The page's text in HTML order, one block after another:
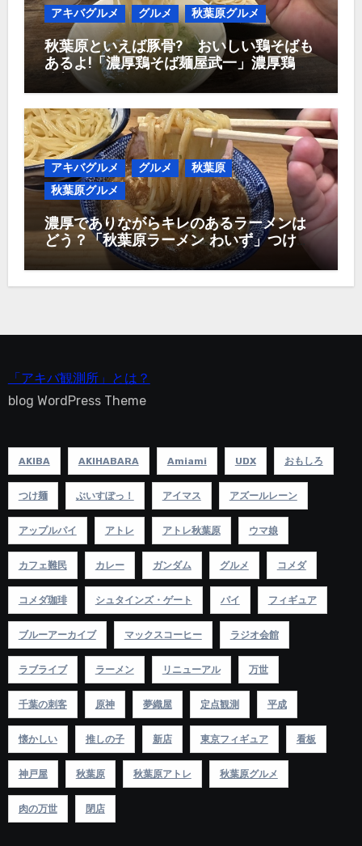
アキバグルメ グルメ 秋葉原グルメ
秋葉原といえば豚骨? おいしい鶏そばも
あるよ!「濃厚鶏そば麺屋武一」濃厚鶏つ
け麺950円
アキバグルメ グルメ
秋葉原
秋葉原グルメ
濃厚でありながらキレのあるラーメンは
どう？「秋葉原ラーメン わいず」つけ麺
「アキバ観測所」とは？
blog WordPress Theme
AKIBA AKIHABARA Amiami UDX おもしろ
つけ麺 ぶいすぽっ！ アイマス アズールレーン
アップルパイ アトレ アトレ秋葉原 ウマ娘
カフェ難民 カレー ガンダム グルメ コメダ
コメダ珈琲 シュタインズ・ゲート パイ フィギュア
ブルーアーカイブ マックスコーヒー ラジオ会館
ラブライブ ラーメン リニューアル 万世
千葉の刺客 原神 夢織屋 定点観測 平成
懐かしい 推しの子 新店 東京フィギュア 看板
神戸屋 秋葉原 秋葉原アトレ 秋葉原グルメ
肉の万世 閉店